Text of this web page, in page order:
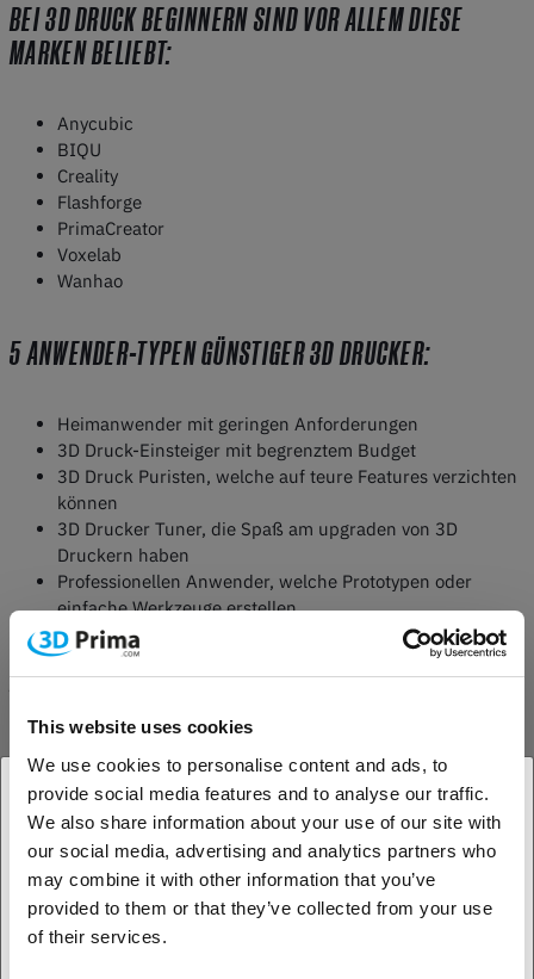
This website uses cookies
We use cookies to personalise content and ads, to
provide social media features and to analyse our traffic.
We also share information about your use of our site with
our social media, advertising and analytics partners who
may combine it with other information that you’ve
provided to them or that they’ve collected from your use
of their services.
BEI 3D DRUCK BEGINNERN SIND VOR ALLEM DIESE
MARKEN BELIEBT:
Anycubic
BIQU
Creality
Flashforge
PrimaCreator
Voxelab
Wanhao
5 ANWENDER-TYPEN GÜNSTIGER 3D DRUCKER:
Heimanwender mit geringen Anforderungen
3D Druck-Einsteiger mit begrenztem Budget
3D Druck Puristen, welche auf teure Features verzichten
können
3D Drucker Tuner, die Spaß am upgraden von 3D
Druckern haben
Professionellen Anwender, welche Prototypen oder
einfache Werkzeuge erstellen
BEGINNER 3D DRUCKER - DAS IST NEU
FFF/FDM 3D Druck Technologie verfügbar. Geräte wie der Creality
Ender 3 oder der Anycubic i3 Mega veränderten den Markt für
günstige 3D Drucker und trugen zu einer schnelleren Verbreitung der
3D Druck-Technologie bei. Aktuell haben sich durch die Einführung
vielfältiger Features, wie Filament- oder Stromausfall-Sensoren,
Touch Displays und verbesserten Leveling-Systemen die
Leistungsfähigkeit günstiger 3D Drucker stark verbessert.
1. Jesteś klientem biznesowym, czy klientem
indywidualnym?